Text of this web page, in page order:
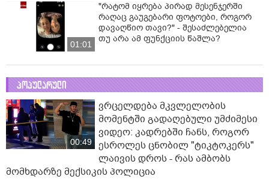
01:01
"რატომ იყრება პირად მესენჯერში
რაღაც გაუგებარი ფოტოები, როგორ
დავაღწიო თავი?" - შესაძლებელია
თუ არა ამ ფუნქციის წაშლა?
პოპულარული
00:49
ვრცელდება მკვლელობის
მომენტში გადაღებული უმძიმესი
ვიდეო: კადრებში ჩანს, როგორ
ესროლეს ცნობილ "ტიკტოკერს"
ლაივის დროს - რას ამბობს
მომხდარზე მექსიკის პოლიცია